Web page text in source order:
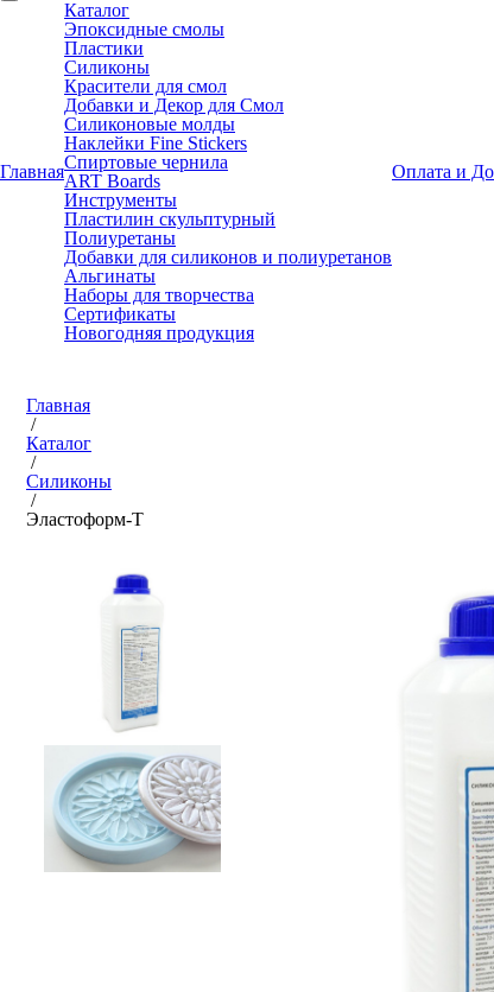
Главная
Каталог
Эпоксидные смолы
Пластики
Силиконы
Красители для смол
Добавки и Декор для Смол
Силиконовые молды
Наклейки Fine Stickers
Спиртовые чернила
ART Boards
Инструменты
Пластилин скульптурный
Полиуретаны
Добавки для силиконов и полиуретанов
Альгинаты
Наборы для творчества
Сертификаты
Новогодняя продукция
Оплата и
Главная
/
Каталог
/
Силиконы
/
Эластоформ-Т